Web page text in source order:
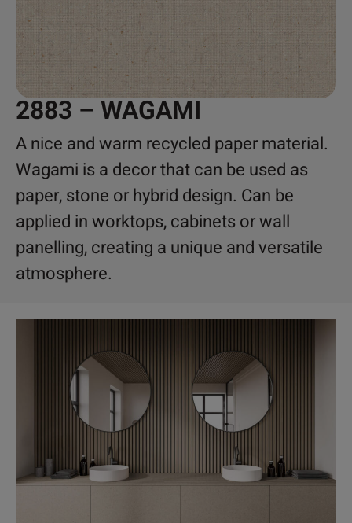
2883 – WAGAMI
A nice and warm recycled paper material.
Wagami is a decor that can be used as
paper, stone or hybrid design. Can be
applied in worktops, cabinets or wall
panelling, creating a unique and versatile
atmosphere.